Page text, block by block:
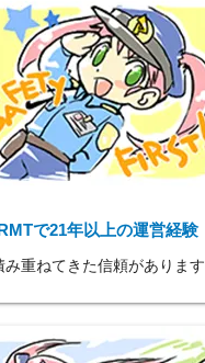
で21年以上の運営経験
み重ねてきた信頼があります